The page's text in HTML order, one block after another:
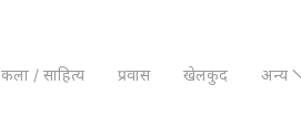
कला / साहित्य प्रवास खेलकुद अन्य